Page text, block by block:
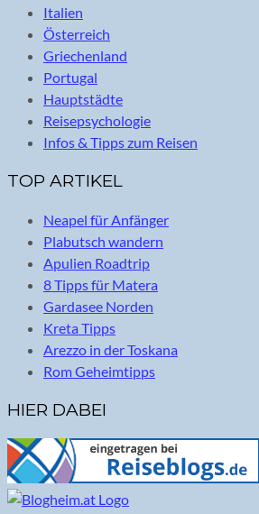
Italien
Österreich
Griechenland
Portugal
Hauptstädte
Reisepsychologie
Infos & Tipps zum Reisen
TOP ARTIKEL
Neapel für Anfänger
Plabutsch wandern
Apulien Roadtrip
8 Tipps für Matera
Gardasee Norden
Kreta Tipps
Arezzo in der Toskana
Rom Geheimtipps
HIER DABEI